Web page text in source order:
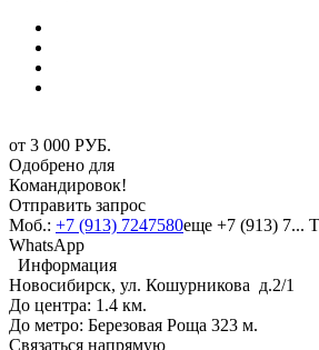
от 3 000 РУБ.
Одобрено для
Командировок!
Отправить запрос
Моб.: +7 (913) 7247580еще +7 (913) 7...
WhatsApp
Информация
Новосибирск, ул. Кошурникова д.2/1
До центра: 1.4 км.
До метро: Березовая Роща 323 м.
Связаться напрямую